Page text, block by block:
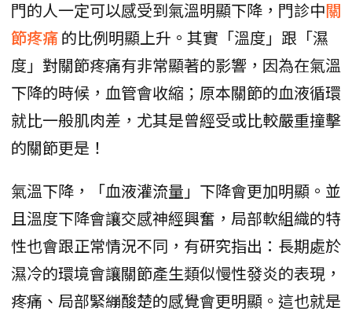
門的人一定可以感受到氣溫明顯下降，門診中關
節疼痛的比例明顯上升。其實「溫度」跟「濕
度」對關節疼痛有非常顯著的影響，因為在氣溫
下降的時候，血管會收縮；原本關節的血液循環
就比一般肌肉差，尤其是曾經受或比較嚴重撞擊
的關節更是！
氣溫下降，「血液灌流量」下降會更加明顯。並
且溫度下降會讓交感神經興奮，局部軟組織的特
性也會跟正常情況不同，有研究指出：長期處於
濕冷的環境會讓關節產生類似慢性發炎的表現，
疼痛、局部緊繃酸楚的感覺會更明顯。這也就是